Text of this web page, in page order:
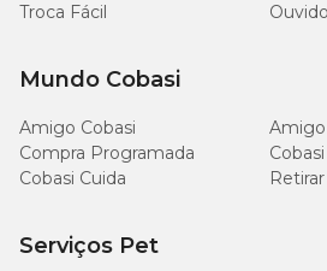
Peso (unidades/dia): 2 –4 kg (1½–3); 4 –6
gato.
Conservar o produto em local seco e fresco.
Depois de aberto, manter sob
Troca Fácil
Mundo Cobasi
Amigo Cobasi
Amigo
Compra Programada
Cobasi Cuida
Serviços Pet